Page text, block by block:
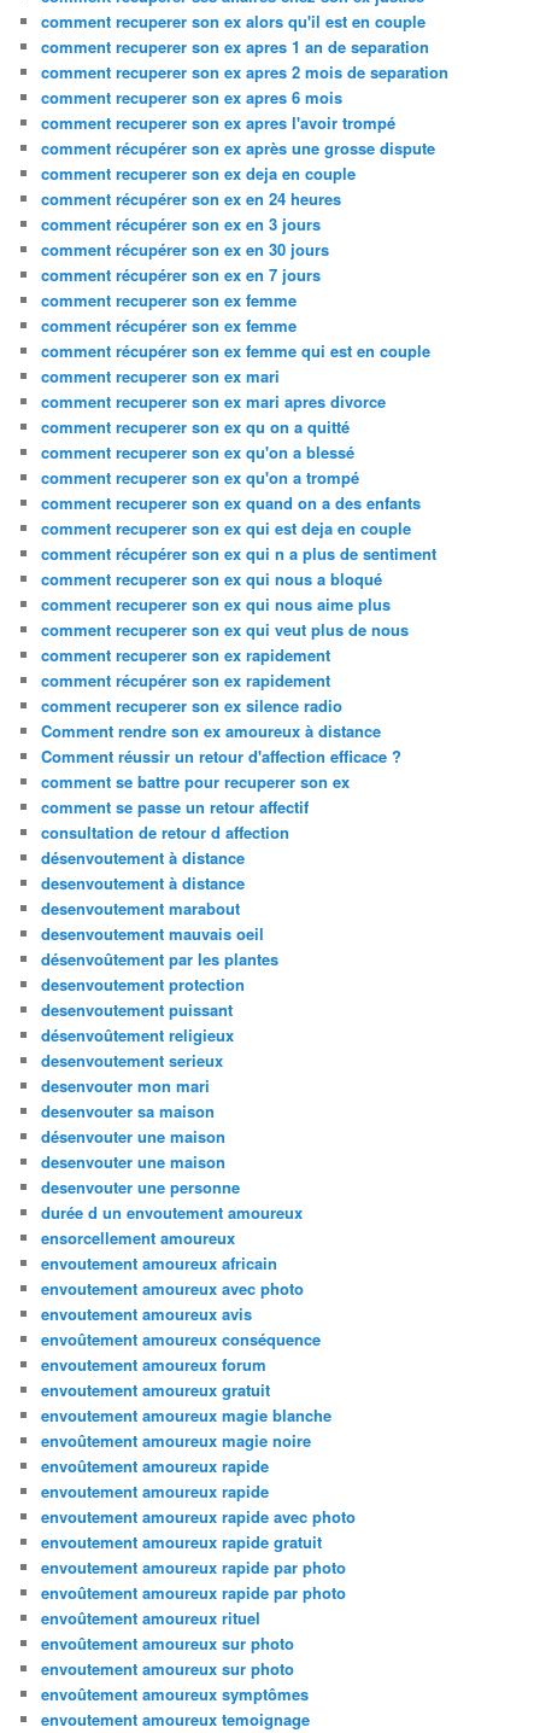
comment recuperer son ex alors qu'il est en couple
comment recuperer son ex apres 1 an de separation
comment recuperer son ex apres 2 mois de separation
comment recuperer son ex apres 6 mois
comment recuperer son ex apres l'avoir trompé
comment récupérer son ex après une grosse dispute
comment recuperer son ex deja en couple
comment récupérer son ex en 24 heures
comment récupérer son ex en 3 jours
comment récupérer son ex en 30 jours
comment récupérer son ex en 7 jours
comment recuperer son ex femme
comment récupérer son ex femme
comment récupérer son ex femme qui est en couple
comment recuperer son ex mari
comment recuperer son ex mari apres divorce
comment recuperer son ex qu on a quitté
comment recuperer son ex qu'on a blessé
comment recuperer son ex qu'on a trompé
comment recuperer son ex quand on a des enfants
comment recuperer son ex qui est deja en couple
comment récupérer son ex qui n a plus de sentiment
comment recuperer son ex qui nous a bloqué
comment recuperer son ex qui nous aime plus
comment recuperer son ex qui veut plus de nous
comment recuperer son ex rapidement
comment récupérer son ex rapidement
comment recuperer son ex silence radio
Comment rendre son ex amoureux à distance
Comment réussir un retour d'affection efficace ?
comment se battre pour recuperer son ex
comment se passe un retour affectif
consultation de retour d affection
désenvoutement à distance
desenvoutement à distance
desenvoutement marabout
desenvoutement mauvais oeil
désenvoûtement par les plantes
desenvoutement protection
desenvoutement puissant
désenvoûtement religieux
desenvoutement serieux
desenvouter mon mari
desenvouter sa maison
désenvouter une maison
desenvouter une maison
desenvouter une personne
durée d un envoutement amoureux
ensorcellement amoureux
envoutement amoureux africain
envoutement amoureux avec photo
envoutement amoureux avis
envoûtement amoureux conséquence
envoutement amoureux forum
envoutement amoureux gratuit
envoutement amoureux magie blanche
envoûtement amoureux magie noire
envoûtement amoureux rapide
envoutement amoureux rapide
envoutement amoureux rapide avec photo
envoutement amoureux rapide gratuit
envoutement amoureux rapide par photo
envoûtement amoureux rapide par photo
envoûtement amoureux rituel
envoûtement amoureux sur photo
envoutement amoureux sur photo
envoûtement amoureux symptômes
envoutement amoureux temoignage